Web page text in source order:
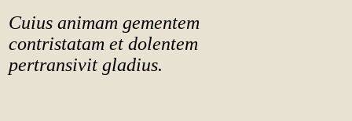
Cuius animam gementem
contristatam et dolentem
pertransivit gladius.